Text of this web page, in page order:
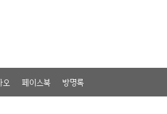
페이스북 방명록